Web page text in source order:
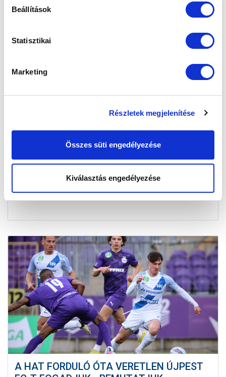
Beállítások
Statisztikai
Marketing
Részletek megjelenítése
Összes süti engedélyezése
Kiválasztás engedélyezése
ZAJLIK A JEGYÁRUSÍTÁS AZ ÚJPEST
ELLENI RANGADÓRA - A VENDÉGJEGYEK
MÁR ELFOGYTAK
A HAT FORDULÓ ÓTA VERETLEN ÚJPEST